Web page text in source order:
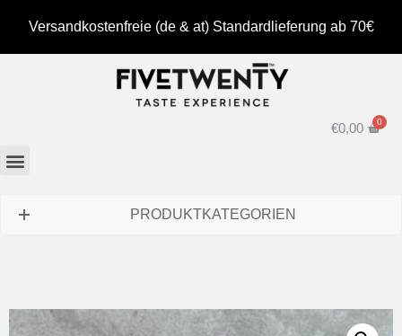
Versandkostenfreie (de & at) Standardlieferung ab 70€
€0,00
PRODUKTKATEGORIEN